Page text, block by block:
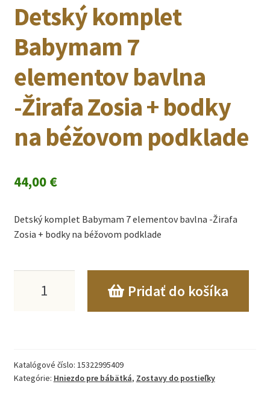
Detský komplet
Babymam 7
elementov bavlna
-Žirafa Zosia + bodky
na béžovom podklade
44,00 €
Detský komplet Babymam 7 elementov bavlna -Žirafa
Zosia + bodky na béžovom podklade
7
Pridať do košíka
Katalógové číslo: 15322995409
Kategórie: Hniezdo pre bábätká, Zostavy do postieľky